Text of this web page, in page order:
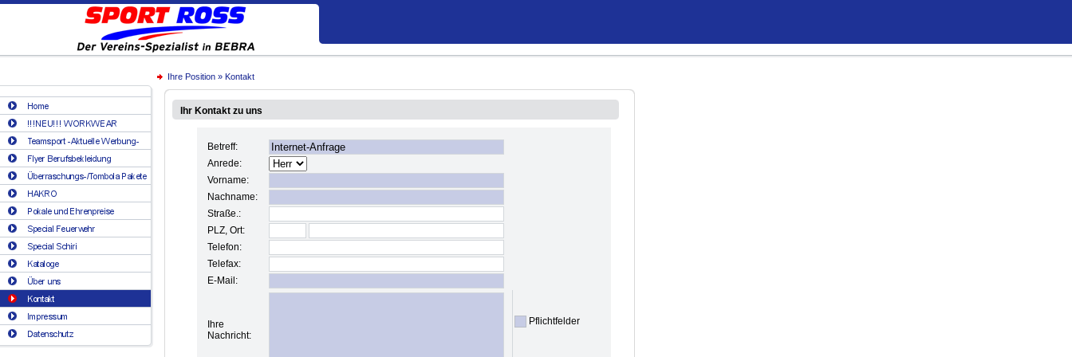
Ihre Position » Kontakt
Ihr Kontakt zu uns
Betreff:
Anrede:
Vorname:
Nachname:
Straße.:
PLZ, Ort:
Telefon:
Telefax:
E-Mail:
Ihre
Nachricht:
Pflichtfelder